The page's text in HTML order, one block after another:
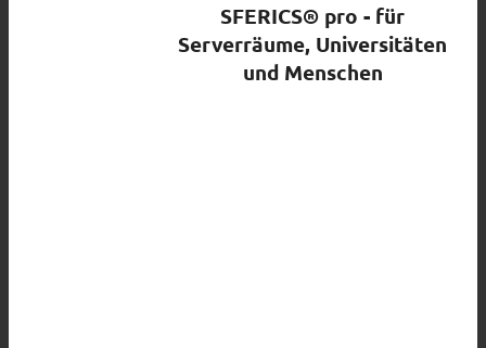
SFERICS® pro - für
Serverräume, Universitäten
und Menschen